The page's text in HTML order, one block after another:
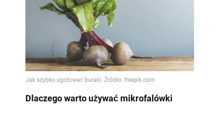
Dlaczego warto używać mikrofalówki